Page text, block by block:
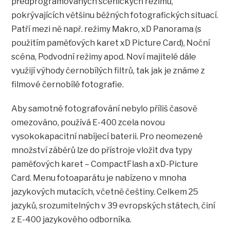
pokrývajících většinu běžných fotografických situací.
Patří mezi ně např. režimy Makro, xD Panorama (s
použitím paměťových karet xD Picture Card), Noční
scéna, Podvodní režimy apod. Noví majitelé dále
využijí výhody černobílých filtrů, tak jak je známe z
filmové černobílé fotografie.
Aby samotné fotografování nebylo příliš časově
omezováno, používá E-400 zcela novou
vysokokapacitní nabíjecí baterii. Pro neomezené
množství záběrů lze do přístroje vložit dva typy
paměťových karet – CompactFlash a xD-Picture
Card. Menu fotoaparátu je nabízeno v mnoha
jazykových mutacích, včetně češtiny. Celkem 25
jazyků, srozumitelných v 39 evropských státech, činí
z E-400 jazykového odborníka.